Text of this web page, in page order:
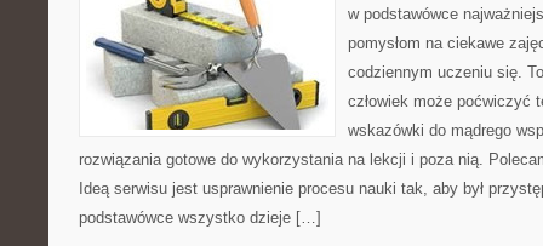
w podstawówce
pomysłom na ciekawe
codziennym uczeniu się.
człowiek może poćwiczyć
wskazówki do mądrego
rozwiązania gotowe do wykorzystania na lekcji i poza nią.
Ideą serwisu jest usprawnienie procesu nauki tak, aby był
podstawówce wszystko dzieje […]